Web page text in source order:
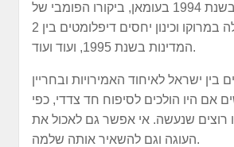
יצחק רבין ז"ל בשנת 1994 בעומאן, ביקורו הפומבי של
רבין כראש ממשלה במרוקו וכינון יחסים דיפלומטים בין 2
המדינות בשנת 1995, ועוד ועוד.
בין ישראל לאיחוד האמירויות ובחריין
אם היו הולכים לסיפוח חד צדדי, כפי
רוצים שנעשה. אי אפשר גם לאכול את
העוגה וגם להשאיר אותה שלמה.